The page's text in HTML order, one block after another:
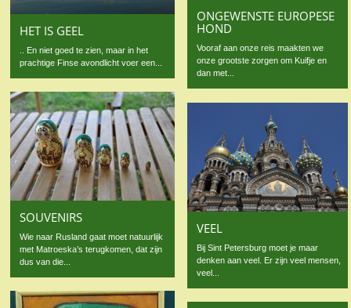
HET IS GEEL
.. En niet goed te zien, maar in het
prachtige Finse avondlicht voer een...
ONGEWENSTE EUROPESE
HOND
Vooraf aan onze reis maakten we
onze grootste zorgen om Kuifje en
dan met...
SOUVENIRS
Wie naar Rusland gaat moet natuurlijk
met Matroeska’s terugkomen, dat zijn
dus van die...
VEEL
Bij Sint Petersburg moet je maar
denken aan veel. Er zijn veel mensen,
veel...